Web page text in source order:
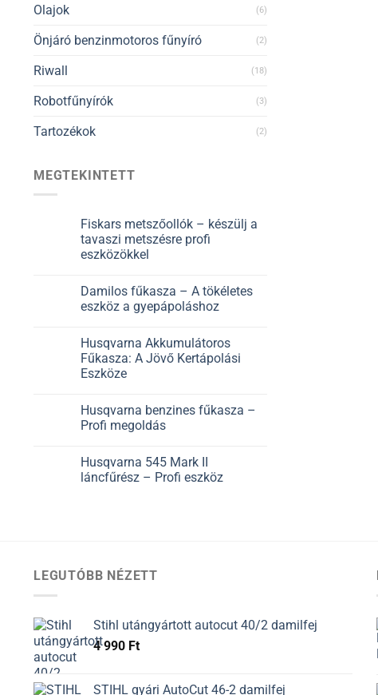
Olajok (6)
Önjáró benzinmotoros fűnyíró (2)
Riwall (18)
Robotfűnyírók (3)
Tartozékok (2)
MEGTEKINTETT
Fiskars metszőollók – készülj a
tavaszi metszésre profi
eszközökkel
Damilos fűkasza – A tökéletes
eszköz a gyepápoláshoz
Husqvarna Akkumulátoros
Fűkasza: A Jövő Kertápolási
Eszköze
Husqvarna benzines fűkasza –
Profi megoldás
Husqvarna 545 Mark II
láncfűrész – Profi eszköz
LEGUTÓBB NÉZETT
Stihl utángyártott autocut 40/2 damilfej
4 990 Ft
STIHL gyári AutoCut 46-2 damilfej